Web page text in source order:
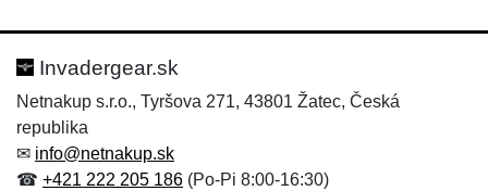
Invadergear.sk
Netnakup s.r.o., Tyršova 271, 43801 Žatec, Česká
republika
✉ info@netnakup.sk
☎ +421 222 205 186 (Po-Pi 8:00-16:30)